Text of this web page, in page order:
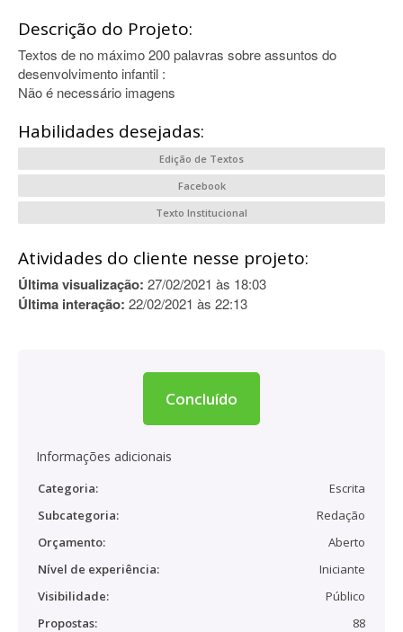
Descrição do Projeto:
Textos de no máximo 200 palavras sobre assuntos do
desenvolvimento infantil :
Não é necessário imagens
Habilidades desejadas:
Edição de Textos
Facebook
Texto Institucional
Atividades do cliente nesse projeto:
Última visualização: 27/02/2021 às 18:03
Última interação: 22/02/2021 às 22:13
Concluído
Informações adicionais
Categoria:
Escrita
Subcategoria:
Redação
Orçamento:
Aberto
Nível de experiência:
Iniciante
Visibilidade:
Público
Propostas:
88